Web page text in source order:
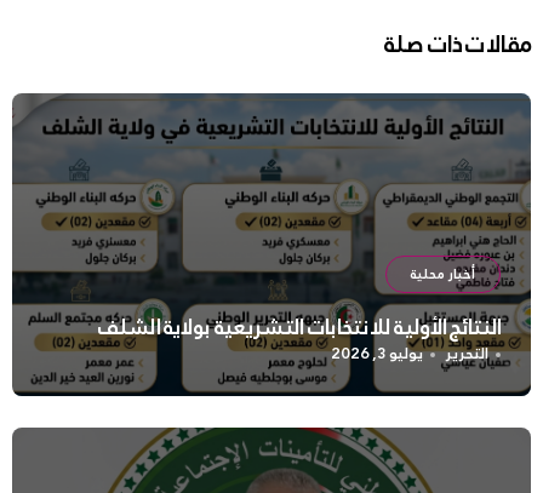
مقالات ذات صلة
أخبار محلية
النتائج الأولية للانتخابات التشريعية بولاية الشلف
التحرير يوليو 3, 2026